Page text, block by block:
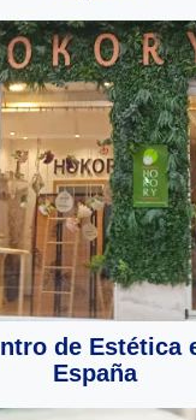
de Estética
España